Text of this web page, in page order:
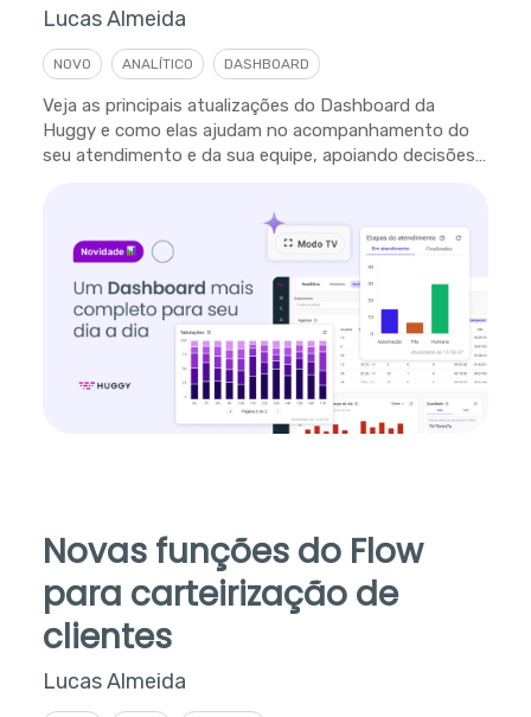
Lucas Almeida
NOVO ANALÍTICO DASHBOARD
Veja as principais atualizações do Dashboard da
Huggy e como elas ajudam no acompanhamento do
seu atendimento e da sua equipe, apoiando decisões
Novas funções do Flow
para carteirização de
clientes
Lucas Almeida